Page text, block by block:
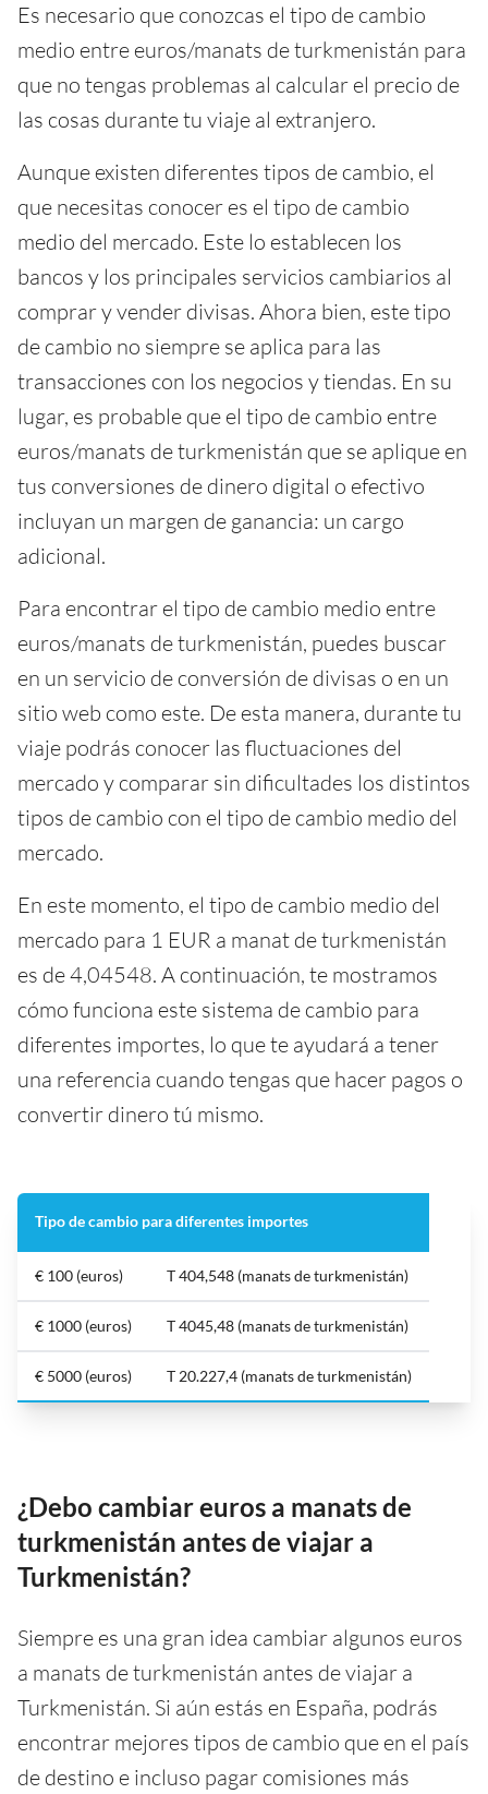
Es necesario que conozcas el tipo de cambio
medio entre euros/manats de turkmenistán para
que no tengas problemas al calcular el precio de
las cosas durante tu viaje al extranjero.
Aunque existen diferentes tipos de cambio, el
que necesitas conocer es el tipo de cambio
medio del mercado. Este lo establecen los
bancos y los principales servicios cambiarios al
comprar y vender divisas. Ahora bien, este tipo
de cambio no siempre se aplica para las
transacciones con los negocios y tiendas. En su
lugar, es probable que el tipo de cambio entre
euros/manats de turkmenistán que se aplique en
tus conversiones de dinero digital o efectivo
incluyan un margen de ganancia: un cargo
adicional.
Para encontrar el tipo de cambio medio entre
euros/manats de turkmenistán, puedes buscar
en un servicio de conversión de divisas o en un
sitio web como este. De esta manera, durante tu
viaje podrás conocer las fluctuaciones del
mercado y comparar sin dificultades los distintos
tipos de cambio con el tipo de cambio medio del
mercado.
En este momento, el tipo de cambio medio del
mercado para 1 EUR a manat de turkmenistán
es de 4,04548. A continuación, te mostramos
cómo funciona este sistema de cambio para
diferentes importes, lo que te ayudará a tener
una referencia cuando tengas que hacer pagos o
convertir dinero tú mismo.
Tipo de cambio para diferentes importes
€ 100 (euros) T 404,548 (manats de turkmenistán)
€ 1000 (euros) T 4045,48 (manats de turkmenistán)
€ 5000 (euros) T 20.227,4 (manats de turkmenistán)
¿Debo cambiar euros a manats de
turkmenistán antes de viajar a
Turkmenistán?
Siempre es una gran idea cambiar algunos euros
a manats de turkmenistán antes de viajar a
Turkmenistán. Si aún estás en España, podrás
encontrar mejores tipos de cambio que en el país
de destino e incluso pagar comisiones más